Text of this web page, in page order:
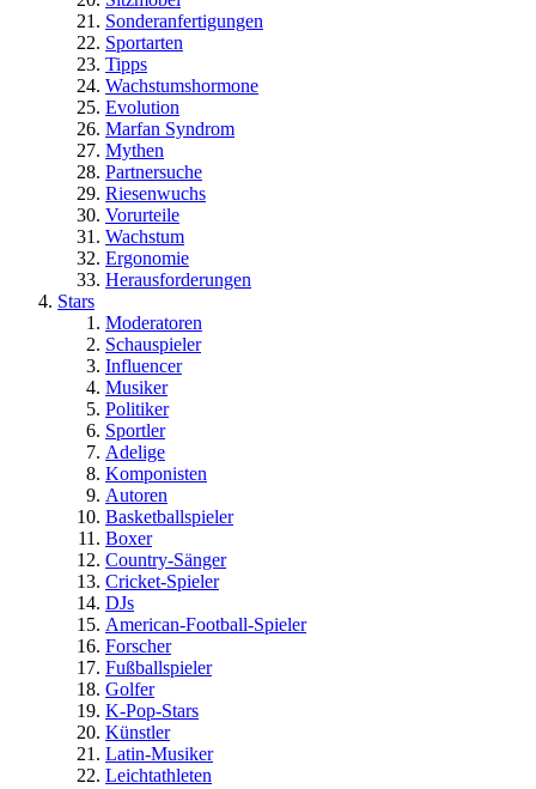
Sonderanfertigungen
Sportarten
Tipps
Wachstumshormone
Evolution
Marfan Syndrom
Mythen
Partnersuche
Riesenwuchs
Vorurteile
Wachstum
Ergonomie
Herausforderungen
Stars
Moderatoren
Schauspieler
Influencer
Musiker
Politiker
Sportler
Adelige
Komponisten
Autoren
Basketballspieler
Boxer
Country-Sänger
Cricket-Spieler
DJs
American-Football-Spieler
Forscher
Fußballspieler
Golfer
K-Pop-Stars
Künstler
Latin-Musiker
Leichtathleten